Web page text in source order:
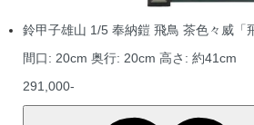
鈴甲子雄山 1/5 奉納鎧 飛鳥 茶色々威「
間口: 20cm 奥行: 20cm 高さ: 約41cm
291,000-